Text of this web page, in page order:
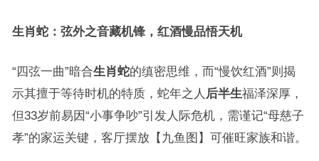
生肖蛇：弦外之音藏机锋，红酒慢品悟天机
“四弦一曲”暗合生肖蛇的缜密思维，而“慢饮红酒”则揭
示其擅于等待时机的特质，蛇年之人 后半生福泽深厚，
但33岁前易因“小事争吵”引发人际危机，需谨记“母慈子
孝”的家运关键，客厅摆放【九鱼图】可催旺家族和谐。